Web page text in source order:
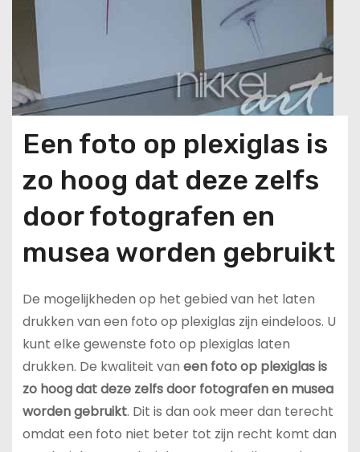
Een foto op plexiglas is
zo hoog dat deze zelfs
door fotografen en
musea worden gebruikt
De mogelijkheden op het gebied van het laten
drukken van een foto op plexiglas zijn eindeloos. U
kunt elke gewenste foto op plexiglas laten
drukken. De kwaliteit van een foto op plexiglas is
zo hoog dat deze zelfs door fotografen en musea
worden gebruikt. Dit is dan ook meer dan terecht
omdat een foto niet beter tot zijn recht komt dan